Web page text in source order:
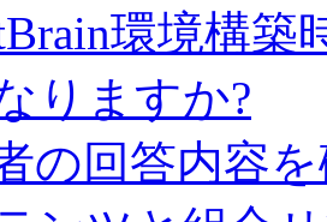
環境構
りますか?
の回答内容